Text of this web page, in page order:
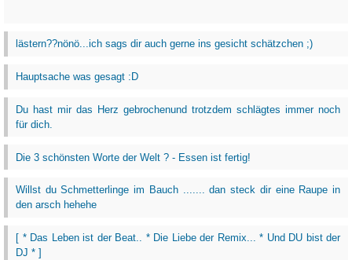
lästern??nönö...ich sags dir auch gerne ins gesicht schätzchen ;)
Hauptsache was gesagt :D
Du hast mir das Herz gebrochenund trotzdem schlägtes immer noch
für dich.
Die 3 schönsten Worte der Welt ? - Essen ist fertig!
Willst du Schmetterlinge im Bauch ....... dan steck dir eine Raupe in
den arsch hehehe
[ * Das Leben ist der Beat.. * Die Liebe der Remix... * Und DU bist der
DJ * ]